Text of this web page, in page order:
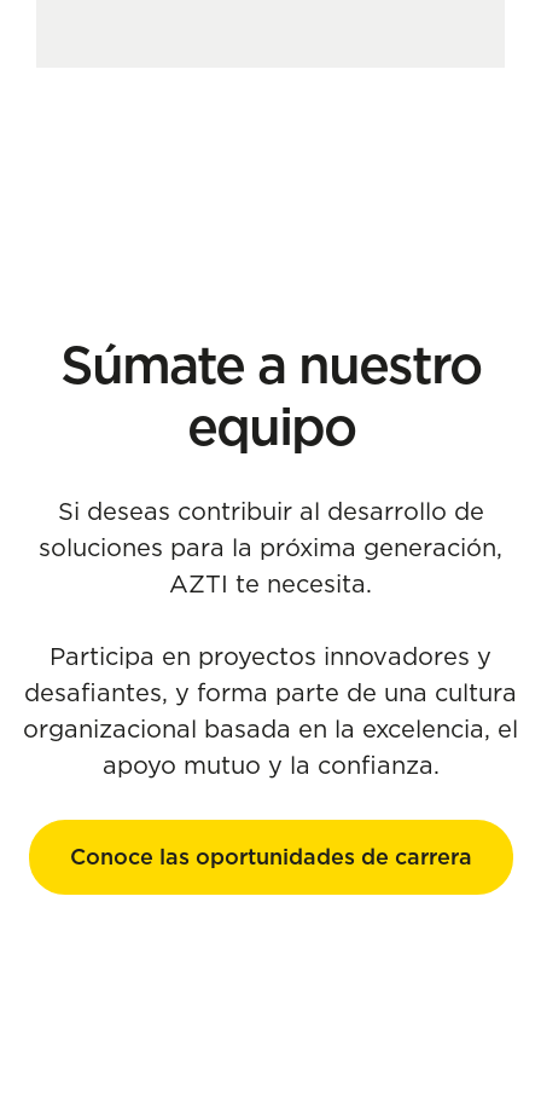
Súmate a nuestro
equipo
Si deseas contribuir al desarrollo de
soluciones para la próxima generación,
AZTI te necesita.
Participa en proyectos innovadores y
desafiantes, y forma parte de una cultura
organizacional basada en la excelencia, el
apoyo mutuo y la confianza.
Conoce las oportunidades de carrera